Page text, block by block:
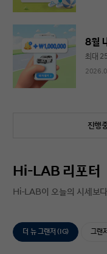
8월
최대
진행
Hi-LAB 리포터
Hi-LAB이 오늘의 시세보
더 뉴 그랜저 (IG) 그랜